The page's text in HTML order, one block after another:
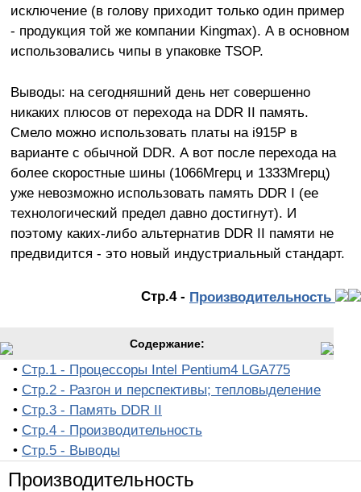
исключение (в голову приходит только один пример
- продукция той же компании Kingmax). А в основном
использовались чипы в упаковке TSOP.
Выводы: на сегодняшний день нет совершенно
никаких плюсов от перехода на DDR II память.
Смело можно использовать платы на i915P в
варианте с обычной DDR. А вот после перехода на
более скоростные шины (1066Мгерц и 1333Мгерц)
уже невозможно использовать память DDR I (ее
технологический предел давно достигнут). И
поэтому каких-либо альтернатив DDR II памяти не
предвидится - это новый индустриальный стандарт.
Стр.4 - Производительность
Содержание:
• Стр.1 - Процессоры Intel Pentium4 LGA775
• Стр.2 - Разгон и перспективы; тепловыделение
• Стр.3 - Память DDR II
• Стр.4 - Производительность
• Стр.5 - Выводы
Производительность